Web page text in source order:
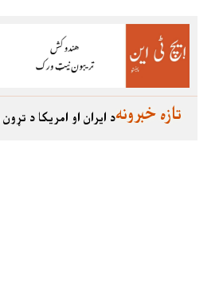
د ایران او امریکا دتازه خبرونه